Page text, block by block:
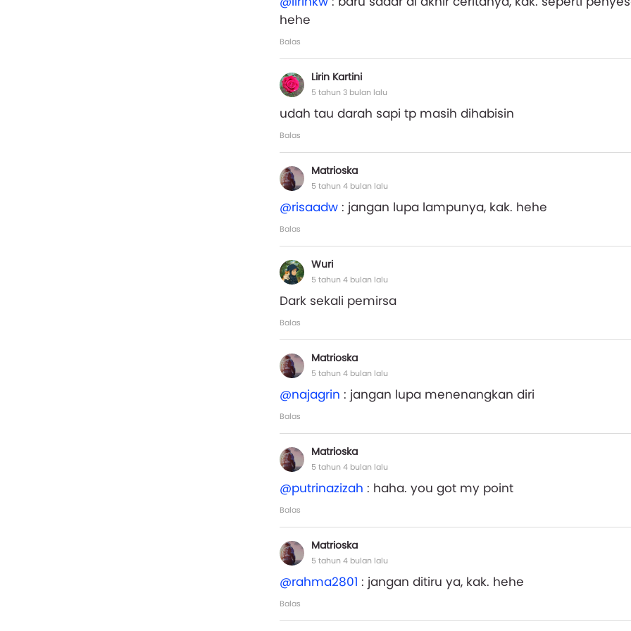
hehe
Balas
Lirin Kartini
5 tahun 3 bulan lalu
udah tau darah sapi tp masih dihabisin
Balas
Matrioska
5 tahun 4 bulan lalu
@risaadw : jangan lupa lampunya, kak. hehe
Balas
Wuri
5 tahun 4 bulan lalu
Dark sekali pemirsa
Balas
Matrioska
5 tahun 4 bulan lalu
@najagrin : jangan lupa menenangkan diri
Balas
Matrioska
5 tahun 4 bulan lalu
@putrinazizah : haha. you got my point
Balas
Matrioska
5 tahun 4 bulan lalu
@rahma2801 : jangan ditiru ya, kak. hehe
Balas